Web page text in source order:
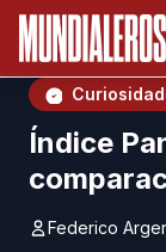
Saltar al
Índice
Federico